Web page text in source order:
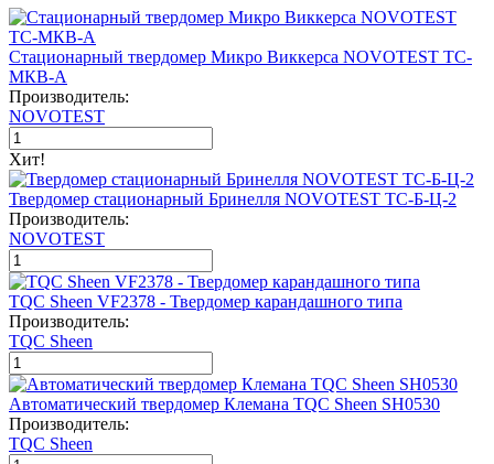
Стационарный твердомер Микро Виккерса NOVOTEST ТС-
МКВ-А
Производитель:
NOVOTEST
Хит!
Твердомер стационарный Бринелля NOVOTEST ТС-Б-Ц-2
Производитель:
NOVOTEST
TQC Sheen VF2378 - Твердомер карандашного типа
Производитель:
TQC Sheen
Автоматический твердомер Клемана TQC Sheen SH0530
Производитель:
TQC Sheen